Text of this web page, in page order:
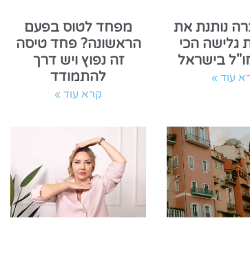
נותנת את
גלישה הכי
בישראל
עוד »
מפחד לטוס בפעם
הראשונה? פחד טיסה
זה נפוץ ויש דרך
להתמודד
קרא עוד »